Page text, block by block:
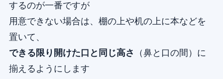
するのが一番ですが
用意できない場合は、棚の上や机の上に本などを
置いて、
できる限り開けた口と同じ高さ
（鼻と口の間）に
揃えるようにします